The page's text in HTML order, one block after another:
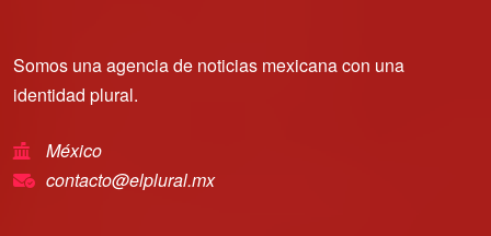
Somos una agencia de noticias mexicana con una
identidad plural.
México
contacto@elplural.mx